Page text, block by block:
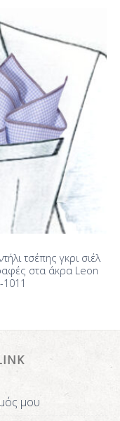
Προσθήκη
στη Λίστα
Επιθυμίας
τσέπης γκρι σιέλ
στα άκρα Leon
μου